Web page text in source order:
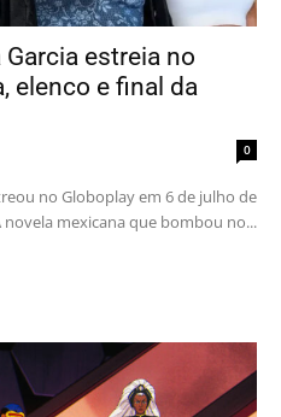
estreia no
elenco e final da
0
no Globoplay em 6 de julho de
mexicana que bombou no...